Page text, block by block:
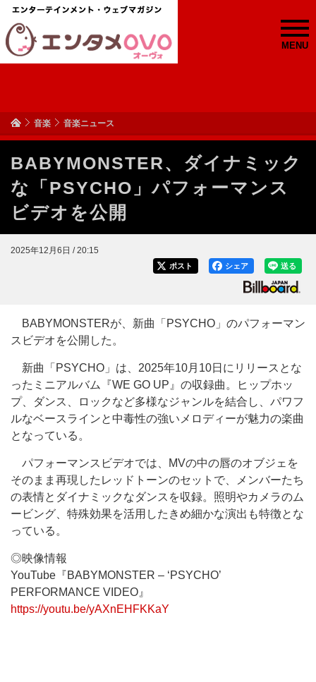
MENU
音楽 音楽ニュース
BABYMONSTER、ダイナミック
な「PSYCHO」パフォーマンス
ビデオを公開
2025年12月6日 / 20:15
送る
シェア
ポスト
BABYMONSTERが、新曲「PSYCHO」のパフォーマン
スビデオを公開した。
新曲「PSYCHO」は、2025年10月10日にリリースとな
ったミニアルバム『WE GO UP』の収録曲。ヒップホッ
プ、ダンス、ロックなど多様なジャンルを結合し、パワフ
ルなベースラインと中毒性の強いメロディーが魅力の楽曲
となっている。
パフォーマンスビデオでは、MVの中の唇のオブジェを
そのまま再現したレッドトーンのセットで、メンバーたち
の表情とダイナミックなダンスを収録。照明やカメラのム
ービング、特殊効果を活用したきめ細かな演出も特徴とな
っている。
◎映像情報
YouTube『BABYMONSTER – ‘PSYCHO’
PERFORMANCE VIDEO』
https://youtu.be/yAXnEHFKKaY